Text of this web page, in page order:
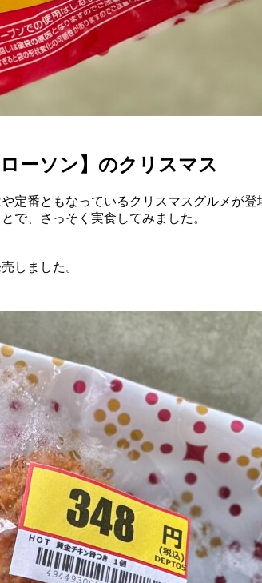
ーソン】のクリスマス
番ともなっているクリスマスグルメが
で、さっそく実食してみました。
しました。